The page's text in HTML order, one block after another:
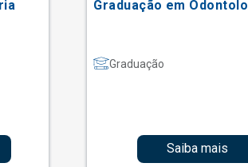
Graduação em
Graduação
Saiba mais